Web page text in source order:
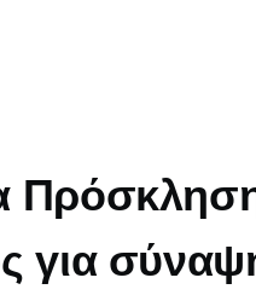
για